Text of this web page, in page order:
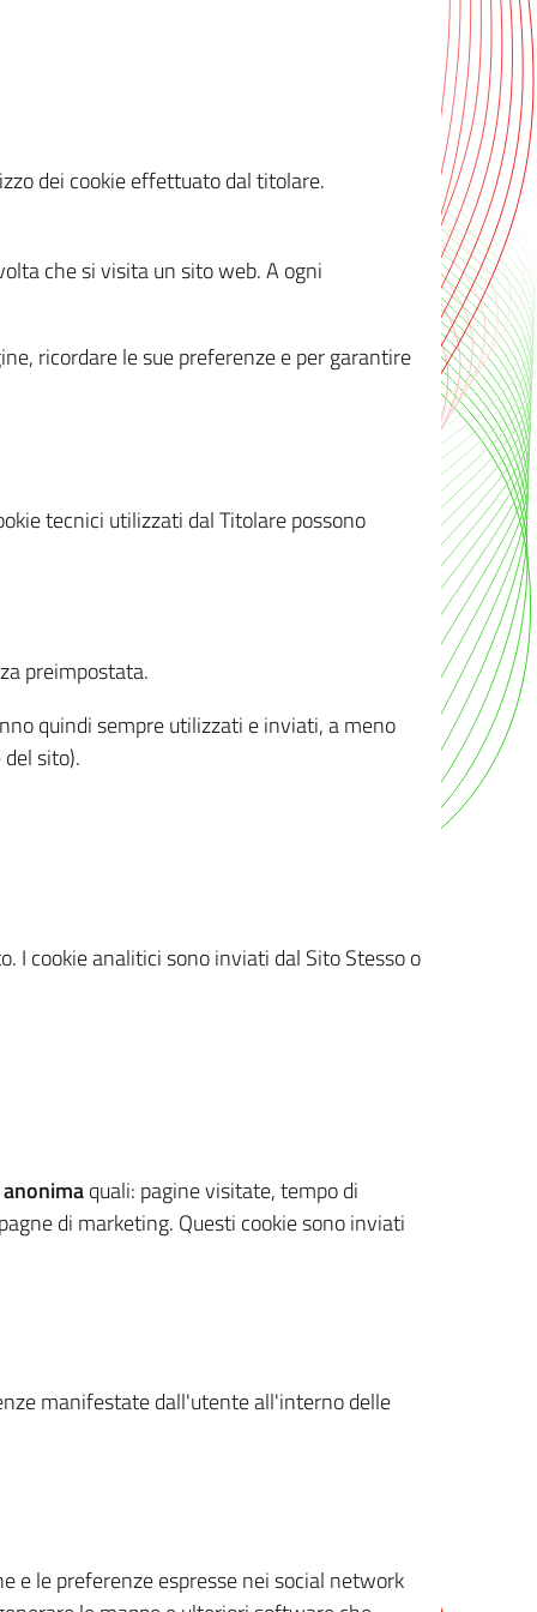
dei cookie effettuato dal titolare.
che si visita un sito web. A ogni
ricordare le sue preferenze e per garantire
tecnici utilizzati dal Titolare possono
preimpostata.
quindi sempre utilizzati e inviati, a meno
sito).
I cookie analitici sono inviati dal Sito Stesso o
quali: pagine visitate, tempo di
di marketing. Questi cookie sono inviati
manifestate dall'utente all'interno delle
e le preferenze espresse nei social network